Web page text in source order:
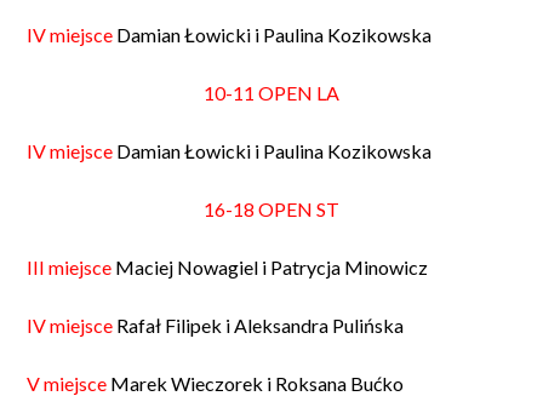
IV miejsce Damian Łowicki i Paulina Kozikowska
10-11 OPEN LA
IV miejsce Damian Łowicki i Paulina Kozikowska
16-18 OPEN ST
III miejsce Maciej Nowagiel i Patrycja Minowicz
IV miejsce Rafał Filipek i Aleksandra Pulińska
V miejsce Marek Wieczorek i Roksana Bućko